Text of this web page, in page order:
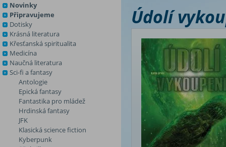
Novinky
Připravujeme
Dotisky
Krásná literatura
Křesťanská spiritualita
Medicína
Naučná literatura
Sci-fi a fantasy
Antologie
Epická fantasy
Fantastika pro mládež
Hrdinská fantasy
JFK
Klasická science fiction
Kyberpunk
Údolí